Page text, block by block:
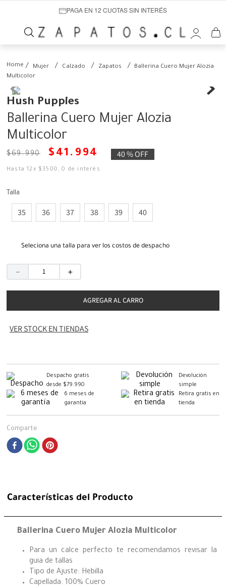
PAGA EN 12 CUOTAS SIN INTERÉS
Mujer Calzado Zapatos
Ballerina Cuero Mujer Alozia
Multicolor
Hush Puppies
Ballerina Cuero Mujer Alozia
Multicolor
$69.990 $ 41 . 994 40 %OFF
Hasta12 x $ 3500 ,0 de interés
Talla
35 36 37 38 39 40
Seleciona una talla para ver los costos de despacho
＋
－
AGREGAR AL CARRO
VER STOCK EN TIENDAS
Despacho gratis
desde $79.990
Devolución
simple
6 meses de
garantía
Retira gratis en
tienda
Comparte
Características del Producto
Ballerina Cuero Mujer Alozia Multicolor
Para un calce perfecto te recomendamos revisar la
guia de tallas
Tipo de Ajuste: Hebilla
Capellada: 100% Cuero